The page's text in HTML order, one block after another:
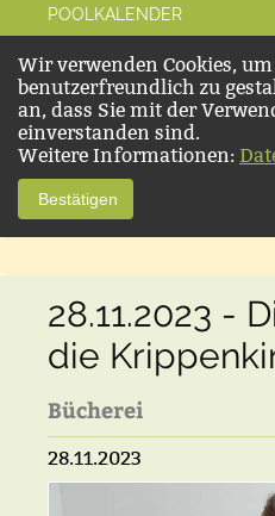
POOLKALENDER
Wir verwenden Cookies,
benutzerfreundlich zu
an, dass Sie mit der
einverstanden sind.
Weitere Informationen:
Bestätigen
28.11.2023 -
die
Bücherei
28.11.2023